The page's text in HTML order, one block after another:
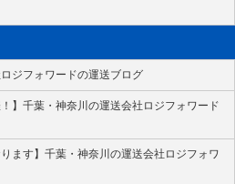
ジフォワードの運送ブログ
】千葉・神奈川の運送会社ロジフォワード
ます】千葉・神奈川の運送会社ロジフォワ